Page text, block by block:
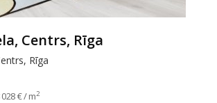
Centrs, Rīga
Rīga
028 € / m2